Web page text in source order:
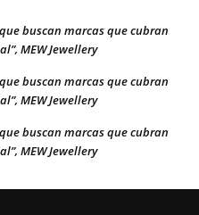
buscan marcas que cubran
MEW Jewellery
buscan marcas que cubran
MEW Jewellery
buscan marcas que cubran
MEW Jewellery